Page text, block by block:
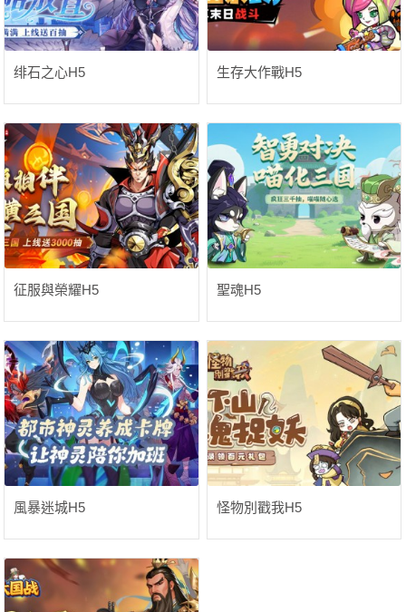
绯石之心H5 生存大作戰H5
征服與榮耀H5 聖魂H5
風暴迷城H5 怪物別戳我H5